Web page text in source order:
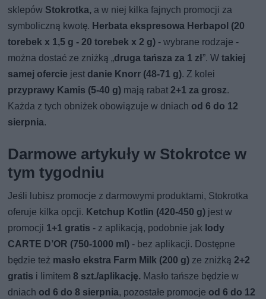
sklepów Stokrotka, a w niej kilka fajnych promocji za
symboliczną kwotę. Herbata ekspresowa Herbapol (20
torebek x 1,5 g - 20 torebek x 2 g) - wybrane rodzaje -
można dostać ze zniżką „druga tańsza za 1 zł”. Wtakiej
samej ofercie jest danie Knorr (48-71 g). Z kolei
przyprawy Kamis (5-40 g) mają rabat2+1 za grosz.
Każda z tych obniżek obowiązuje w dniach od 6 do 12
sierpnia.
Darmowe artykuły w Stokrotce w
tym tygodniu
Jeśli lubisz promocje z darmowymi produktami, Stokrotka
oferuje kilka opcji. Ketchup Kotlin (420-450 g) jest w
promocji 1+1 gratis - z aplikacją, podobnie jak lody
CARTE D’OR (750-1000 ml) - bez aplikacji. Dostępne
będzie też masło ekstra Farm Milk (200 g) ze zniżką2+2
gratis i limitem8 szt./aplikację. Masło tańsze będzie w
dniach od 6 do 8 sierpnia, pozostałe promocje od 6 do 12